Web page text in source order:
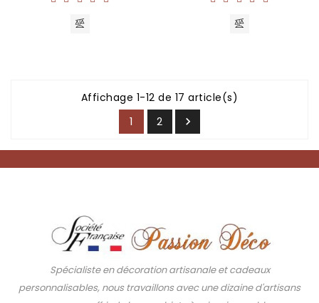
Affichage 1-12 de 17 article(s)
1 2 
Spécialiste en décoration artisanale et cadeaux
personnalisables, nous travaillons avec une dizaine d'artisans